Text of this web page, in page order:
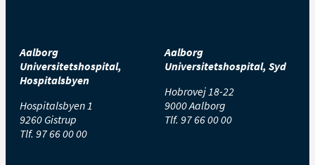
Aalborg
Universitetshospital,
Hospitalsbyen
Hospitalsbyen 1
9260 Gistrup
Tlf. 97 66 00 00
Aalborg
Universitetshospital, Syd
Hobrovej 18-22
9000 Aalborg
Tlf. 97 66 00 00